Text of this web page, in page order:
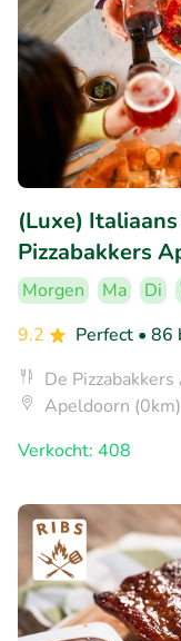
(Luxe)
Pizzabakkers
Morgen Ma Di
9.2
Perfect • 86
De
Apeldoorn (0km)
Verkocht: 408